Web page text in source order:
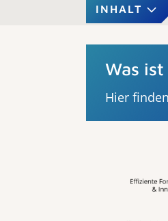
INHALT
Was ist
Hier